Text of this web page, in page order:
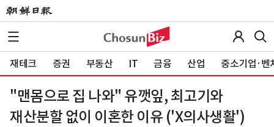
재테크 증권 부동산 IT 금융 산업 중소기업·벤
"맨몸으로 집 나와" 유깻잎, 최고기와
재산분할 없이 이혼한 이유 ('X의사생활')